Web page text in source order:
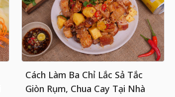
Cách Làm Ba Chỉ Lắc Sả Tắc
Giòn Rụm, Chua Cay Tại Nhà